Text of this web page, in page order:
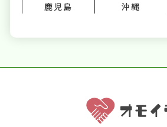
鹿児島
沖縄